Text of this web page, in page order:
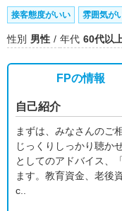
接客態度がいい 雰囲気が
性別 男性 年代 60代以
FPの情報
自己紹介
まずは、みなさんのご
じっくりしっかり聴か
としてのアドバイス、
ます。教育資金、老後
c..